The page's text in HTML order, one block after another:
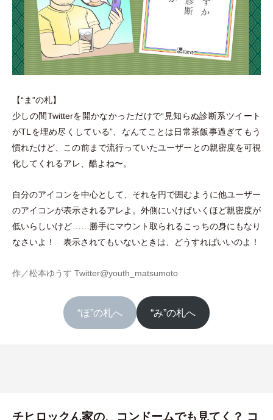
【“ま”の札】
少しの間Twitterを開かなかっただけで“見知らぬ診断系ツイート
がTLを埋め尽くしている”、なんてことは日常茶飯事過ぎてもう
慣れたけど、この前まで流行っていたユーザーとの親密度を可視
化してくれるアレ、酷よね〜。
自分のアイコンを中心として、それを円で囲むように他ユーザー
のアイコンが表示されるアレよ。外側にいけばいくほど親密度が
低いらしいけど……勝手にマウント取られるこっちの身にもなり
なさいよ！ 表示されてもいないときは、どうすればいいのよ！
作／松本ゆうす Twitter@youth_matsumoto
“ほ”の札へ “み”の札へ
チヒロックん家の、コンドームでも見てく？ コ